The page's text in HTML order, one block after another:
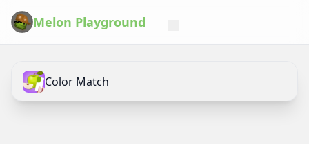
Melon Playground
Color Match